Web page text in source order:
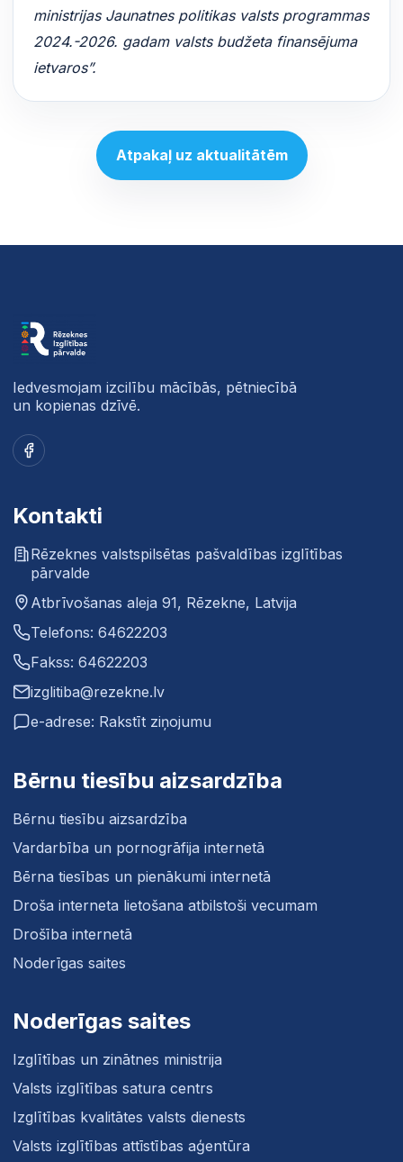
ministrijas Jaunatnes politikas valsts programmas
2024.-2026. gadam valsts budžeta finansējuma
ietvaros”.
Atpakaļ uz aktualitātēm
Iedvesmojam izcilību mācībās, pētniecībā
un kopienas dzīvē.
Facebook
Kontakti
Rēzeknes valstspilsētas pašvaldības izglītības
pārvalde
Atbrīvošanas aleja 91, Rēzekne, Latvija
Telefons: 64622203
Fakss: 64622203
izglitiba@rezekne.lv
e-adrese: Rakstīt ziņojumu
Bērnu tiesību aizsardzība
Bērnu tiesību aizsardzība
Vardarbība un pornogrāfija internetā
Bērna tiesības un pienākumi internetā
Droša interneta lietošana atbilstoši vecumam
Drošība internetā
Noderīgas saites
Noderīgas saites
Izglītības un zinātnes ministrija
Valsts izglītības satura centrs
Izglītības kvalitātes valsts dienests
Valsts izglītības attīstības aģentūra